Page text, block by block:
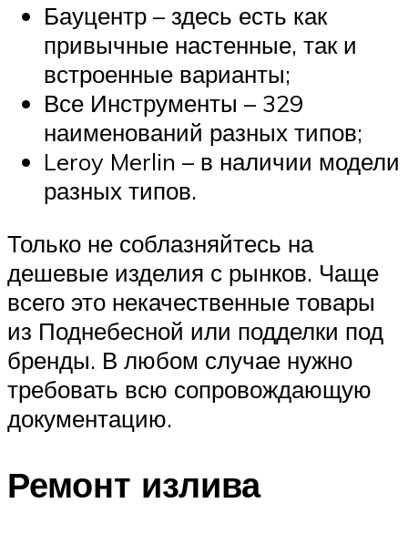
Бауцентр – здесь есть как
привычные настенные, так и
встроенные варианты;
Все Инструменты – 329
наименований разных типов;
Leroy Merlin – в наличии модели
разных типов.
Только не соблазняйтесь на
дешевые изделия с рынков. Чаще
всего это некачественные товары
из Поднебесной или подделки под
бренды. В любом случае нужно
требовать всю сопровождающую
документацию.
Ремонт излива